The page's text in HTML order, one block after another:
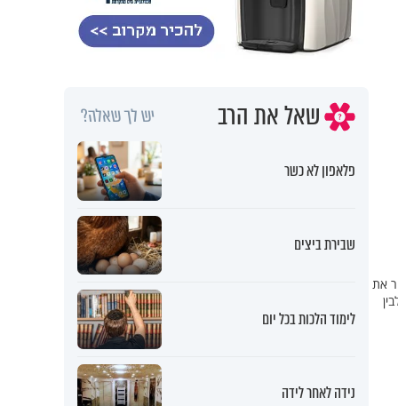
את
שאל את הרב יש לך שאלה?
פלאפון לא כשר
שבירת ביצים
לימוד הלכות בכל יום
נידה לאחר לידה